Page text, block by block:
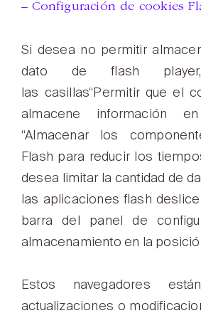
– Configuración de cookies
Si desea no permitir
dato de flash player,
las casillas“Permitir que el
almacene información
“Almacenar los
Flash para reducir los
desea limitar la cantidad de
las aplicaciones flash
barra del panel de
almacenamiento en la
Estos navegadores
actualizaciones o